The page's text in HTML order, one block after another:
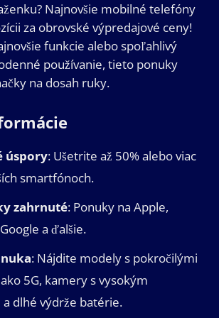
Najnovšie mobilné telefóny
za obrovské výpredajové ceny!
funkcie alebo spoľahlivý
používanie, tieto ponuky
na dosah ruky.
úspory: Ušetrite až 50% alebo viac
smartfónoch.
zahrnuté: Ponuky na Apple,
a ďalšie.
: Nájdite modely s pokročilými
5G, kamery s vysokým
dlhé výdrže batérie.